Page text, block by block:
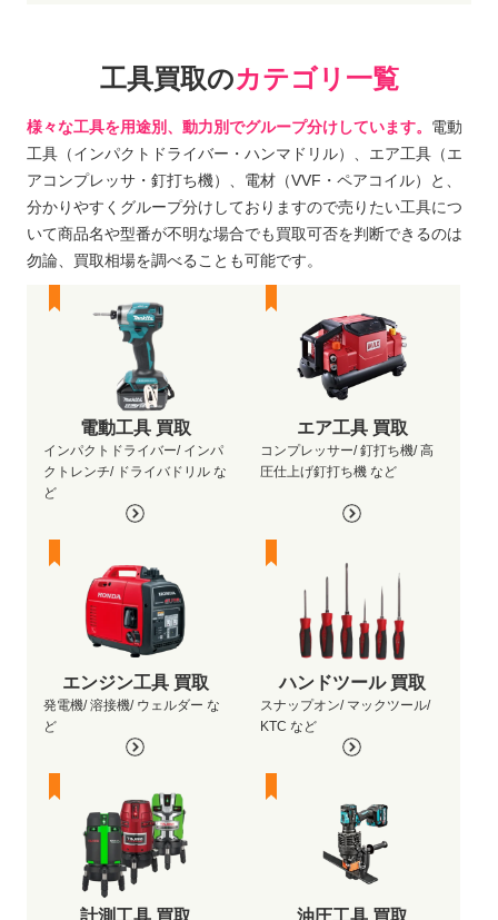
工具買取のカテゴリ一覧
様々な工具を用途別、動力別でグループ分けしています。 電動
工具（インパクトドライバー・ハンマドリル）、エア工具（エ
アコンプレッサ・釘打ち機）、電材（VVF・ペアコイル）と、
分かりやすくグループ分けしておりますので売りたい工具につ
いて商品名や型番が不明な場合でも買取可否を判断できるのは
勿論、買取相場を調べることも可能です。
電動工具 買取
インパクトドライバー/ インパ
クトレンチ/ ドライバドリル な
ど
エア工具 買取
コンプレッサー/ 釘打ち機/ 高
圧仕上げ釘打ち機 など
エンジン工具 買取
発電機/ 溶接機/ ウェルダー な
ど
ハンドツール 買取
スナップオン/ マックツール/
KTC など